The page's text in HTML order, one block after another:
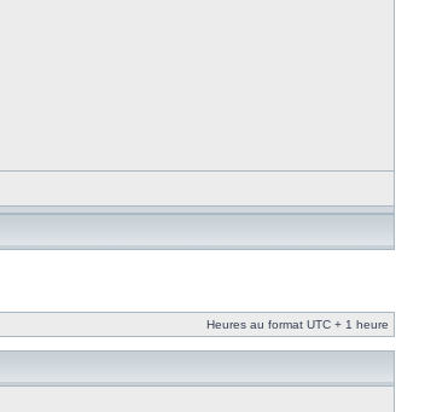
Heures au format UTC + 1 heure